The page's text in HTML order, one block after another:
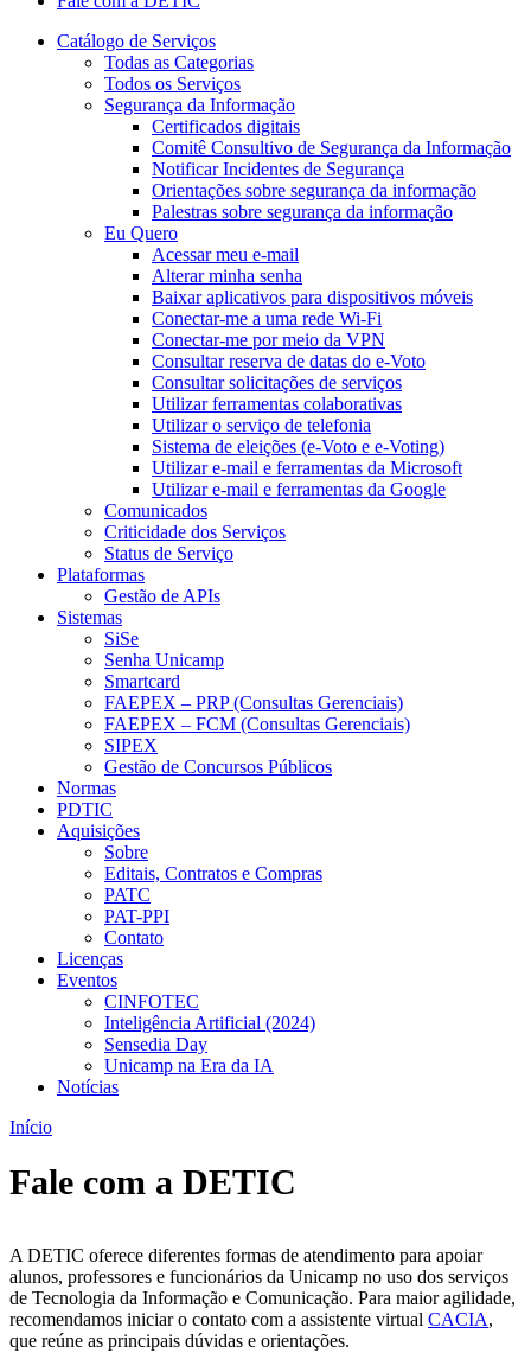
Catálogo de Serviços
Todas as Categorias
Todos os Serviços
Segurança da Informação
Certificados digitais
Comitê Consultivo de Segurança da Informação
Notificar Incidentes de Segurança
Orientações sobre segurança da informação
Palestras sobre segurança da informação
Eu Quero
Acessar meu e-mail
Alterar minha senha
Baixar aplicativos para dispositivos móveis
Conectar-me a uma rede Wi-Fi
Conectar-me por meio da VPN
Consultar reserva de datas do e-Voto
Consultar solicitações de serviços
Utilizar ferramentas colaborativas
Utilizar o serviço de telefonia
Sistema de eleições (e-Voto e e-Voting)
Utilizar e-mail e ferramentas da Microsoft
Utilizar e-mail e ferramentas da Google
Comunicados
Criticidade dos Serviços
Status de Serviço
Plataformas
Gestão de APIs
Sistemas
SiSe
Senha Unicamp
Smartcard
FAEPEX – PRP (Consultas Gerenciais)
FAEPEX – FCM (Consultas Gerenciais)
SIPEX
Gestão de Concursos Públicos
Normas
PDTIC
Aquisições
Sobre
Editais, Contratos e Compras
PATC
PAT-PPI
Contato
Licenças
Eventos
CINFOTEC
Inteligência Artificial (2024)
Sensedia Day
Unicamp na Era da IA
Notícias
Início
Fale com a DETIC
A DETIC oferece diferentes formas de atendimento para apoiar
alunos, professores e funcionários da Unicamp no uso dos serviços
de Tecnologia da Informação e Comunicação. Para maior agilidade,
recomendamos iniciar o contato com a assistente virtual CACIA,
que reúne as principais dúvidas e orientações.